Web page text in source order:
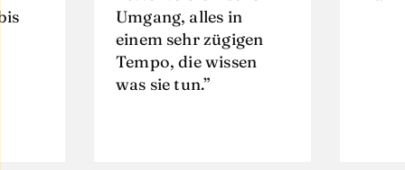
Umgang, alles in
einem sehr zügigen
Tempo, die wissen
was sie tun.